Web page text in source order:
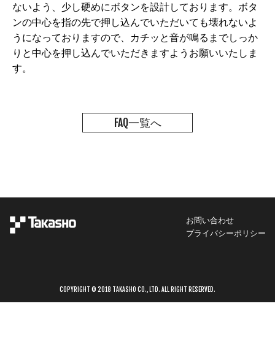
ないよう、少し硬めにボタンを設計しております。ボタ
ンの中心を指の先で押し込んでいただいても壊れないよ
うになっておりますので、カチッと音が鳴るまでしっか
りと中心を押し込んでいただきますようお願いいたしま
す。
FAQ一覧へ
お問い合わせ
プライバシーポリシー
COPYRIGHT © 2018 TAKASHO CO., LTD. ALL RIGHT RESERVED.